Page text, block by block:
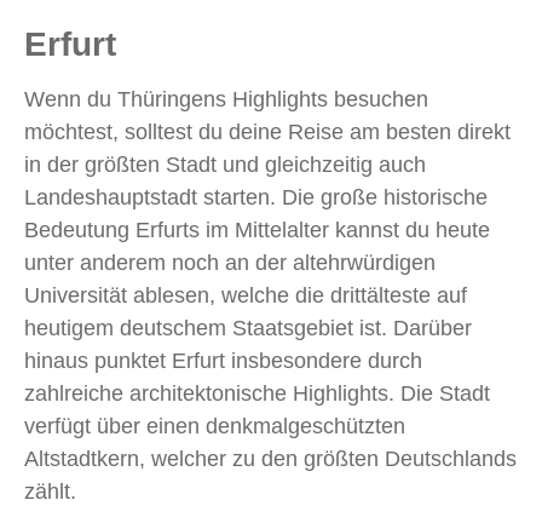
Erfurt
Wenn du Thüringens Highlights besuchen
möchtest, solltest du deine Reise am besten direkt
in der größten Stadt und gleichzeitig auch
Landeshauptstadt starten. Die große historische
Bedeutung Erfurts im Mittelalter kannst du heute
unter anderem noch an der altehrwürdigen
Universität ablesen, welche die drittälteste auf
heutigem deutschem Staatsgebiet ist. Darüber
hinaus punktet Erfurt insbesondere durch
zahlreiche architektonische Highlights. Die Stadt
verfügt über einen denkmalgeschützten
Altstadtkern, welcher zu den größten Deutschlands
zählt.